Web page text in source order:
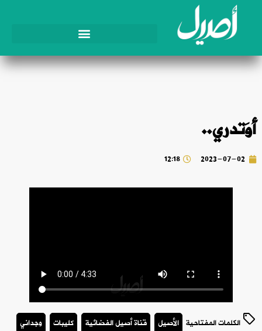
أوَتدري..
2023-07-02
12:18
الكلمات المفتاحية الأصيل قناة أصيل الفضائية كليبات
وجداني